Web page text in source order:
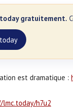
gratuitement.
est dramatique :
h7u2